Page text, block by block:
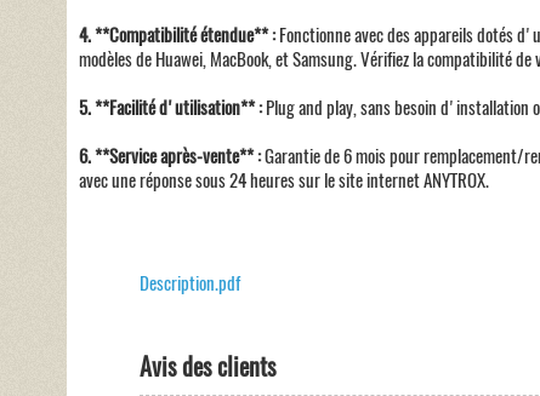
4. **Compatibilité étendue** :Fonctionne avec des appareils dotés
modèles de Huawei, MacBook, et Samsung. Vérifiez la compatibilité
5. **Facilité d'utilisation** :Plug and play, sans besoin d'installation
6. **Service après-vente** :Garantie de 6 mois pour remplacement/
avec une réponse sous 24 heures sur le site internet ANYTROX.
Description.pdf
Avis des clients